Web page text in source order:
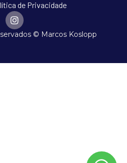
de Privacidade
© Marcos Koslopp